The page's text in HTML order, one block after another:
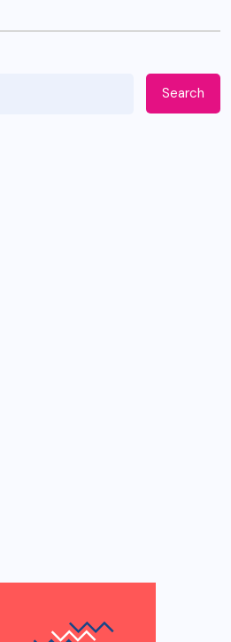
Search